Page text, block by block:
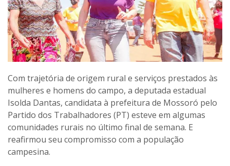
Com trajetória de origem rural e serviços prestados às
mulheres e homens do campo, a deputada estadual
Isolda Dantas, candidata à prefeitura de Mossoró pelo
Partido dos Trabalhadores (PT) esteve em algumas
comunidades rurais no último final de semana. E
reafirmou seu compromisso com a população
campesina.